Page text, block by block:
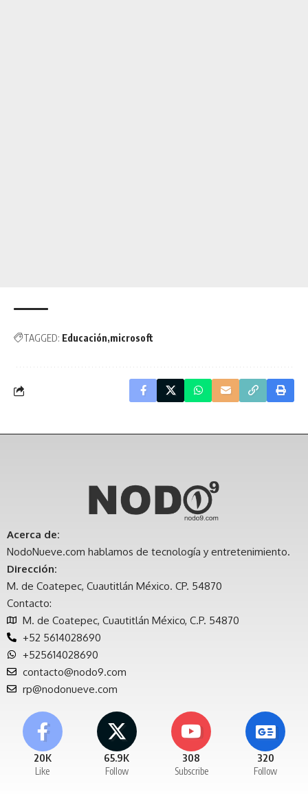
TAGGED: Educación microsoft
Acerca de:
NodoNueve.com hablamos de tecnología y entretenimiento.
Dirección:
M. de Coatepec, Cuautitlán México. CP. 54870
Contacto:
M. de Coatepec, Cuautitlán México, C.P. 54870
+52 5614028690
+525614028690
contacto@nodo9.com
rp@nodonueve.com
20K
Like
65.9K
Follow
308
Subscribe
320
Follow